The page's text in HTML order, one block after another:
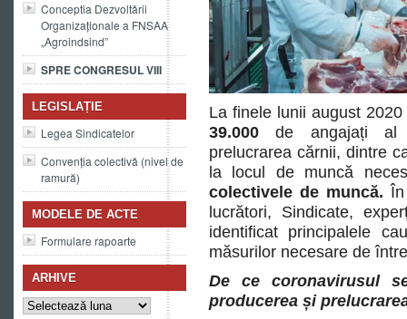
Conceptia Dezvoltării
Organizaționale a FNSAA
„Agroindsind”
SPRE CONGRESUL VIII
LEGISLAȚIE
Legea Sindicatelor
Convenția colectivă (nivel de
ramură)
MODELE DE ACTE
Formulare rapoarte
ARHIVE
Arhive
La finele lunii august
39.000 de angajați al
prelucrarea cărnii, dintre
la locul de muncă
colectivele de muncă.
lucrători, Sindicate,
identificat principalele
măsurilor necesare de
De ce coronavirusul
producerea și